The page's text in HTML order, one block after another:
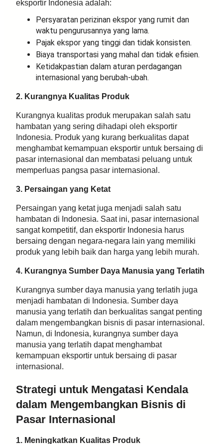
eksportir Indonesia adalah:
Persyaratan perizinan ekspor yang rumit dan
waktu pengurusannya yang lama.
Pajak ekspor yang tinggi dan tidak konsisten.
Biaya transportasi yang mahal dan tidak efisien.
Ketidakpastian dalam aturan perdagangan
internasional yang berubah-ubah.
2. Kurangnya Kualitas Produk
Kurangnya kualitas produk merupakan salah satu
hambatan yang sering dihadapi oleh eksportir
Indonesia. Produk yang kurang berkualitas dapat
menghambat kemampuan eksportir untuk bersaing di
pasar internasional dan membatasi peluang untuk
memperluas pangsa pasar internasional.
3. Persaingan yang Ketat
Persaingan yang ketat juga menjadi salah satu
hambatan di Indonesia. Saat ini, pasar internasional
sangat kompetitif, dan eksportir Indonesia harus
bersaing dengan negara-negara lain yang memiliki
produk yang lebih baik dan harga yang lebih murah.
4. Kurangnya Sumber Daya Manusia yang Terlatih
Kurangnya sumber daya manusia yang terlatih juga
menjadi hambatan di Indonesia. Sumber daya
manusia yang terlatih dan berkualitas sangat penting
dalam mengembangkan bisnis di pasar internasional.
Namun, di Indonesia, kurangnya sumber daya
manusia yang terlatih dapat menghambat
kemampuan eksportir untuk bersaing di pasar
internasional.
Strategi untuk Mengatasi Kendala
dalam Mengembangkan Bisnis di
Pasar Internasional
1. Meningkatkan Kualitas Produk